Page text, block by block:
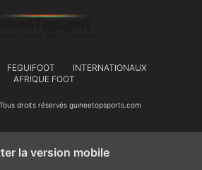
FEGUIFOOT
INTERNATIONAUX
AFRIQUE FOOT
droits réservés guineetopsports.com
la version mobile